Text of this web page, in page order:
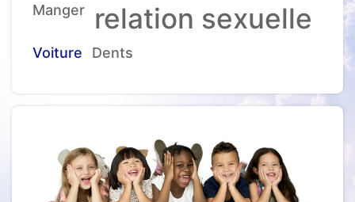
Manger relation sexuelle
Voiture Dents